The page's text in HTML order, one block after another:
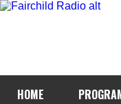
HOME